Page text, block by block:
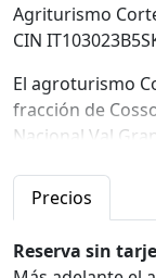
Agriturismo
CIN
El agroturismo
fracción de
Nacional Val
mar, en una
especial:
único y
salvaje, salvaje
excursiones y
Precios
Reserva sin